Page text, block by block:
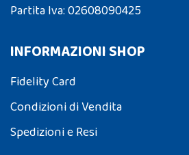
Partita Iva: 02608090425
INFORMAZIONI SHOP
Fidelity Card
Condizioni di Vendita
Spedizioni e Resi